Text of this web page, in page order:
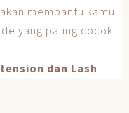
membantu kamu
yang paling cocok
dan Lash